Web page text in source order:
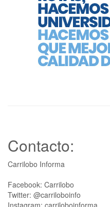
Contacto:
Carrilobo Informa
Facebook: Carrilobo
Twitter: @carriloboinfo
Instagram: carriloboinforma